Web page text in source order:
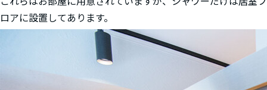
ロアに設置してあります。